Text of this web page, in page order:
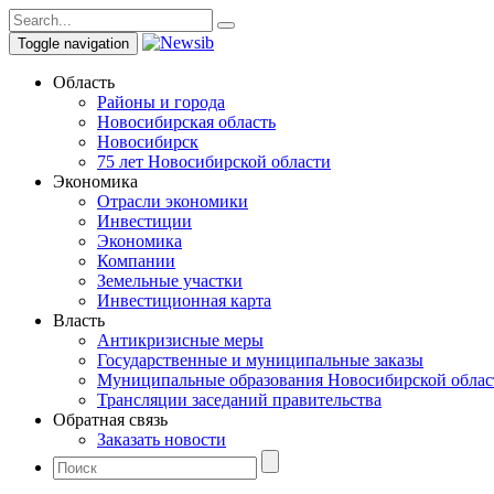
Toggle navigation
Область
Районы и города
Новосибирская область
Новосибирск
75 лет Новосибирской области
Экономика
Отрасли экономики
Инвестиции
Экономика
Компании
Земельные участки
Инвестиционная карта
Власть
Антикризисные меры
Государственные и муниципальные заказы
Муниципальные образования Новосибирской
Трансляции заседаний правительства
Обратная связь
Заказать новости